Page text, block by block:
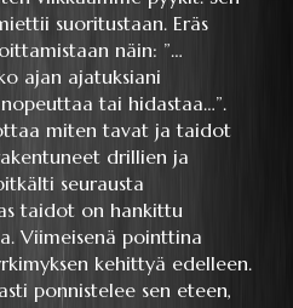
suoritustaan. Eräs
näin: ”…
ajan ajatuksiani
tai hidastaa…”.
miten tavat ja taidot
drillien ja
seurausta
taidot on hankittu
Viimeisenä pointtina
kehittyä edelleen.
ponnistelee sen eteen,